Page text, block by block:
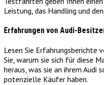
Leistung, das Handling und
Erfahrungen von Audi-
Lesen Sie Erfahrungsberichte
Sie, warum sie sich für diese
heraus, was sie an ihrem Audi
potenzielle Käufer haben.